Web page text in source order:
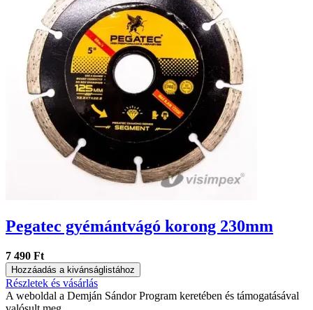
Pegatec gyémántvágó korong 230mm
7 490 Ft
Hozzáadás a kivánságlistához
Részletek és vásárlás
A weboldal a Demján Sándor Program keretében és támogatásával